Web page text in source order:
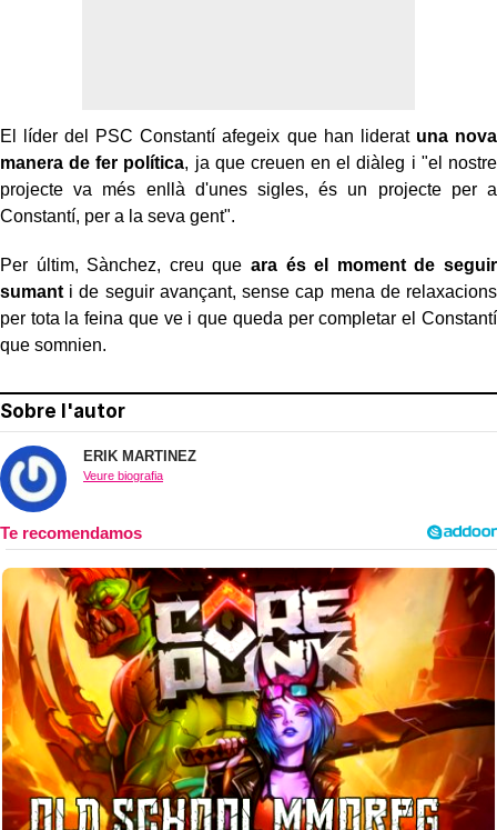
El líder del PSC Constantí afegeix que han liderat una nova
manera de fer política, ja que creuen en el diàleg i "el nostre
projecte va més enllà d'unes sigles, és un projecte per a
Constantí, per a la seva gent".
Per últim, Sànchez, creu que ara és el moment de seguir
sumant i de seguir avançant, sense cap mena de relaxacions
per tota la feina que ve i que queda per completar el Constantí
que somnien.
Sobre l'autor
ERIK MARTINEZ
Veure biografia